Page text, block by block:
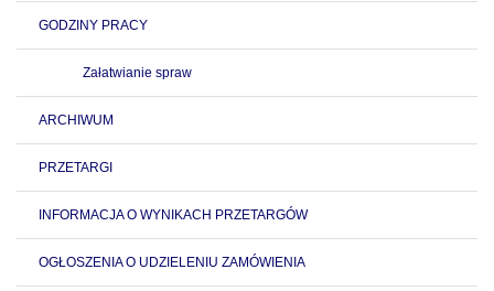
GODZINY PRACY
Załatwianie spraw
ARCHIWUM
PRZETARGI
INFORMACJA O WYNIKACH PRZETARGÓW
OGŁOSZENIA O UDZIELENIU ZAMÓWIENIA